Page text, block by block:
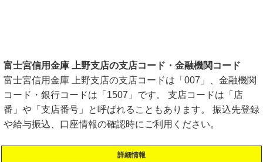
富士宮信用金庫 上野支店の支店コード・金融機関コード
富士宮信用金庫 上野支店の支店コードは「007」、金融機関
コード・銀行コードは「1507」です。 支店コードは「店
番」や「支店番号」と呼ばれることもあります。 振込先登録
や給与振込、口座情報の確認時にご利用ください。
詳細情報